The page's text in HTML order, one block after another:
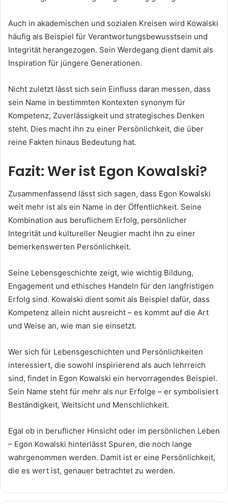
Auch in akademischen und sozialen Kreisen wird Kowalski
häufig als Beispiel für Verantwortungsbewusstsein und
Integrität herangezogen. Sein Werdegang dient damit als
Inspiration für jüngere Generationen.
Nicht zuletzt lässt sich sein Einfluss daran messen, dass
sein Name in bestimmten Kontexten synonym für
Kompetenz, Zuverlässigkeit und strategisches Denken
steht. Dies macht ihn zu einer Persönlichkeit, die über
reine Fakten hinaus Bedeutung hat.
Fazit: Wer ist Egon Kowalski?
Zusammenfassend lässt sich sagen, dass Egon Kowalski
weit mehr ist als ein Name in der Öffentlichkeit. Seine
Kombination aus beruflichem Erfolg, persönlicher
Integrität und kultureller Neugier macht ihn zu einer
bemerkenswerten Persönlichkeit.
Seine Lebensgeschichte zeigt, wie wichtig Bildung,
Engagement und ethisches Handeln für den langfristigen
Erfolg sind. Kowalski dient somit als Beispiel dafür, dass
Kompetenz allein nicht ausreicht – es kommt auf die Art
und Weise an, wie man sie einsetzt.
Wer sich für Lebensgeschichten und Persönlichkeiten
interessiert, die sowohl inspirierend als auch lehrreich
sind, findet in Egon Kowalski ein hervorragendes Beispiel.
Sein Name steht für mehr als nur Erfolge – er symbolisiert
Beständigkeit, Weitsicht und Menschlichkeit.
Egal ob in beruflicher Hinsicht oder im persönlichen Leben
– Egon Kowalski hinterlässt Spuren, die noch lange
wahrgenommen werden. Damit ist er eine Persönlichkeit,
die es wert ist, genauer betrachtet zu werden.